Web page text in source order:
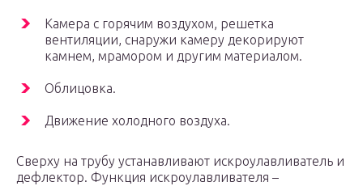
Камера с горячим воздухом, решетка
вентиляции, снаружи камеру декорируют
камнем, мрамором и другим материалом.
Облицовка.
Движение холодного воздуха.
Сверху на трубу устанавливают искроулавливатель и
дефлектор. Функция искроулавливателя –